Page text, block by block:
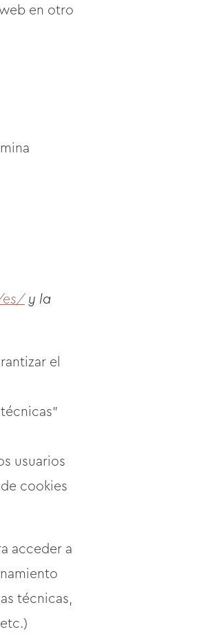
en otro
es/ y la
el
usuarios
cookies
acceder a
técnicas,